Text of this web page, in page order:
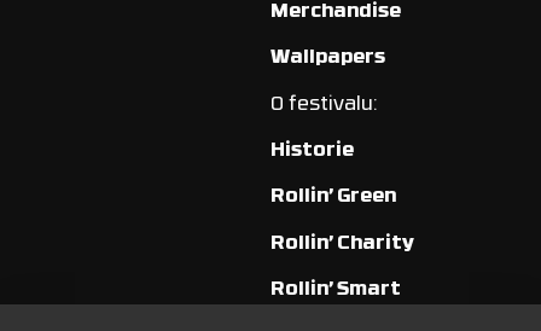
Merchandise
Wallpapers
O festivalu:
Historie
Rollin’ Green
Rollin’ Charity
Rollin’ Smart